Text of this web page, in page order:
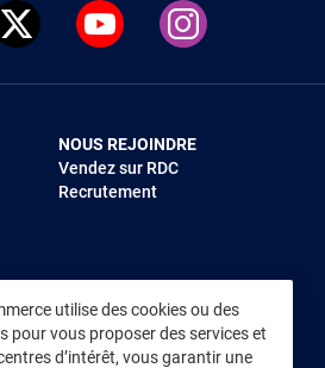
utilise des cookies ou des
pour vous proposer des services et
d’intérêt, vous garantir une
NOUS REJOINDRE
Vendez sur RDC
Recrutement